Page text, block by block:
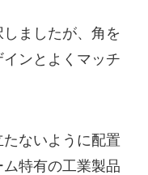
ましたが、角を
ンとよくマッチ
ないように配置
特有の工業製品